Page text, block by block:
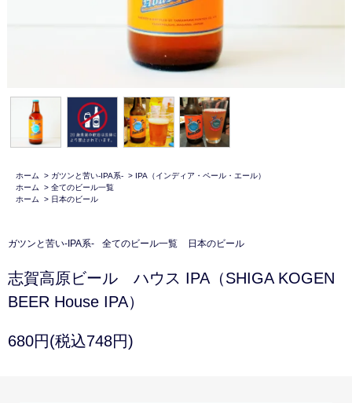
ホーム > ガツンと苦い-IPA系- >
IPA（インディア・ペール・エール）
ホーム
> 全てのビール一覧
ホーム
> 日本のビール
ガツンと苦い-IPA系- 全てのビール一覧 日本のビール
志賀高原ビール ハウス IPA（SHIGA KOGEN
BEER House IPA）
680円(税込748円)